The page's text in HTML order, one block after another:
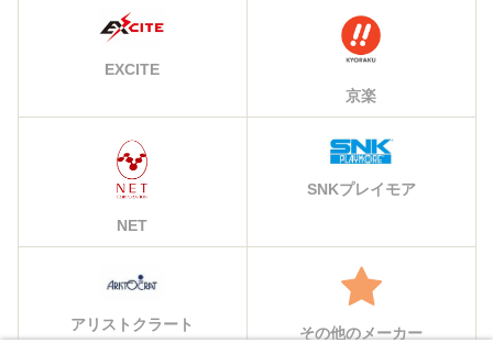
EXCITE
京楽
NET
SNKプレイモア
アリストクラート その他のメーカー